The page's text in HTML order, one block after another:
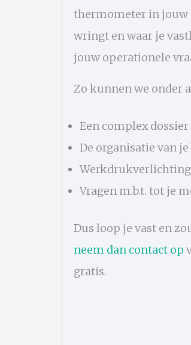
thermometer in jouw
wringt en waar je
jouw operationele
Zo kunnen we onder
Een complex
De organisatie van
Vragen m.b.t. tot je
Dus loop je vast en
neem dan contact op
gratis.